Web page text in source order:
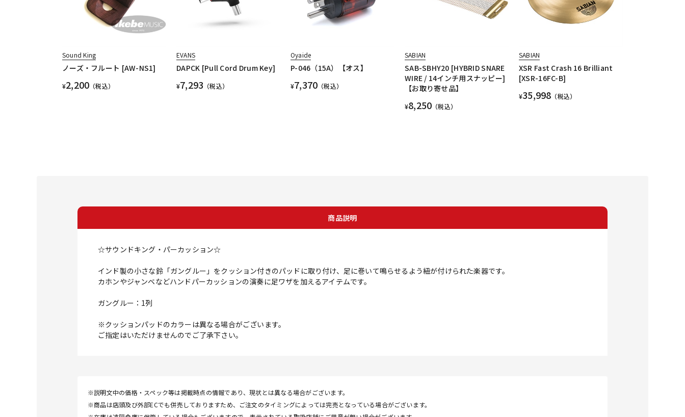
Sound King
ノーズ・フルート [AW-NS1]
¥2,200 （税込）
EVANS
DAPCK [Pull Cord Drum Key]
¥7,293 （税込）
Oyaide
P-046（15A）【オス】
¥7,370 （税込）
SABIAN
SAB-SBHY20 [HYBRID SNARE
WIRE / 14インチ用スナッピー]
【お取り寄せ品】
¥8,250 （税込）
SABIAN
XSR Fast Crash 16 Brilliant
[XSR-16FC-B]
¥35,998 （税込）
商品説明
☆サウンドキング・パーカッション☆
インド製の小さな鈴「ガングルー」をクッション付きのパッドに取り付け、足に巻いて鳴らせるよう紐が付けられた楽器です。
カホンやジャンベなどハンドパーカッションの演奏に足ワザを加えるアイテムです。
ガングルー：1列
※クッションパッドのカラーは異なる場合がございます。
ご指定はいただけませんのでご了承下さい。
※説明文中の価格・スペック等は掲載時点の情報であり、現状とは異なる場合がございます。
※商品は店頭及び外部ECでも併売しておりますため、ご注文のタイミングによっては完売となっている場合がございます。